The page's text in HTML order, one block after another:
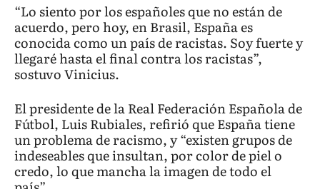
“Lo siento por los españoles que no están de
acuerdo, pero hoy, en Brasil, España es
conocida como un país de racistas. Soy fuerte y
llegaré hasta el final contra los racistas”,
sostuvo Vinicius.
El presidente de la Real Federación Española de
Fútbol, Luis Rubiales, refirió que España tiene
un problema de racismo, y “existen grupos de
indeseables que insultan, por color de piel o
credo, lo que mancha la imagen de todo el